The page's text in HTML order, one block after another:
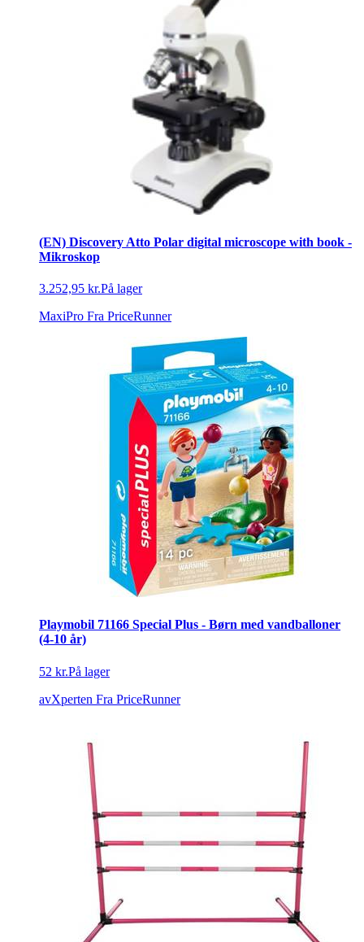
(EN) Discovery Atto Polar digital microscope with book -
Mikroskop
3.252,95 kr.På lager
MaxiPro Fra PriceRunner
Playmobil 71166 Special Plus - Børn med vandballoner
(4-10 år)
52 kr.På lager
avXperten Fra PriceRunner